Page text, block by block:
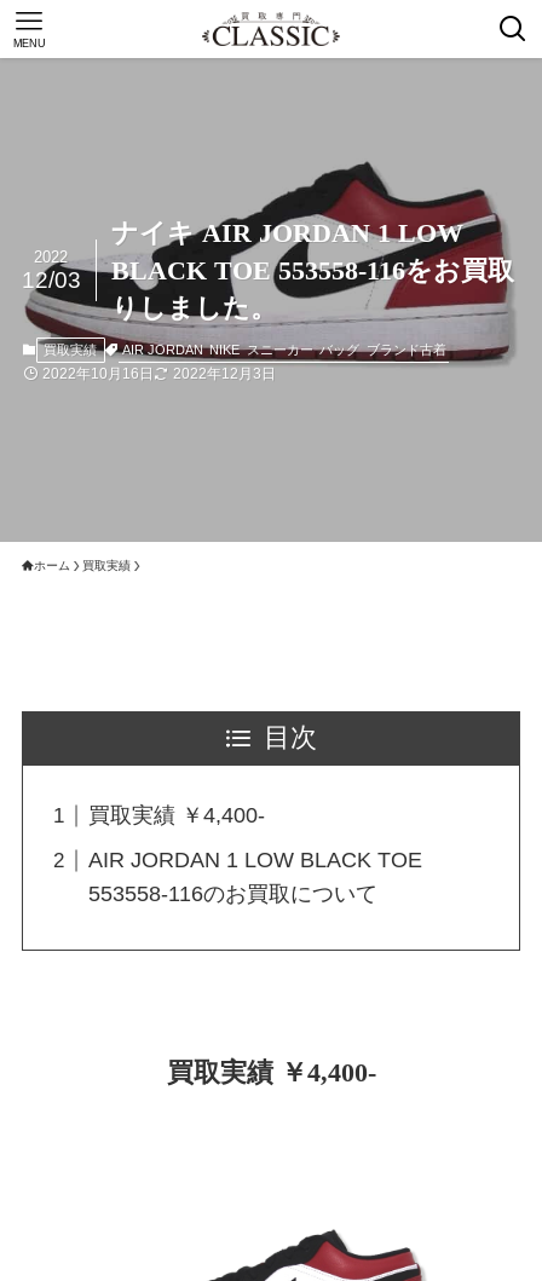
MENU
ナイキ AIR JORDAN 1 LOW
BLACK TOE 553558-116をお買取
りしました。
2022
12/03
買取実績 AIR JORDAN NIKE スニーカー バッグ ブランド古着
2022年10月16日 2022年12月3日
ホーム 買取実績
目次
買取実績 ￥4,400-
AIR JORDAN 1 LOW BLACK TOE
553558-116のお買取について
買取実績 ￥4,400-